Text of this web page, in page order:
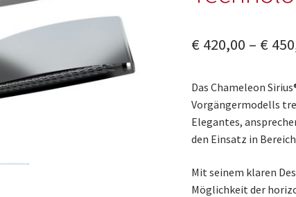
€420,00 – €
Das Chameleon
Vorgängermodells
Elegantes,
den Einsatz in
Mit seinem klaren
Möglichkeit der